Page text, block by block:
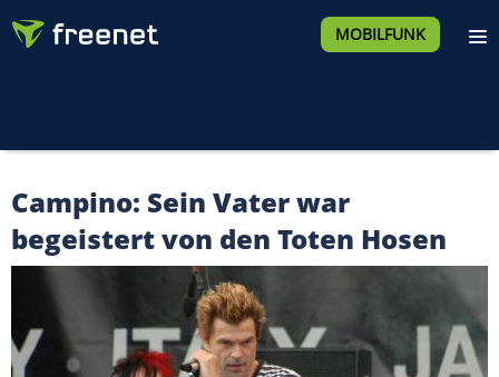
MOBILFUNK
Campino: Sein Vater war
begeistert von den Toten Hosen